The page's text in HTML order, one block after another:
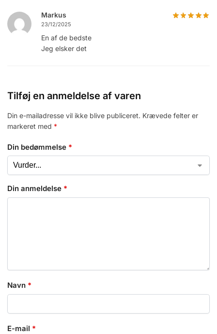
Markus
23/12/2025
En af de bedste
Jeg elsker det
Tilføj en anmeldelse af varen
Din e-mailadresse vil ikke blive publiceret. Krævede felter er
markeret med *
Din bedømmelse *
Din anmeldelse *
Navn *
E-mail *